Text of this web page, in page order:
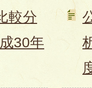
較分
30年